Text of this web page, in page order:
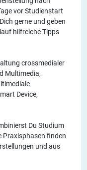
vor Studienstart
gerne und geben
hilfreiche Tipps
crossmedialer
Multimedia,
Device,
Du Studium
Praxisphasen finden
und aus